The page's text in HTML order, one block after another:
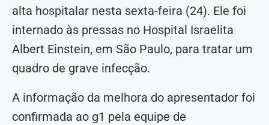
alta hospitalar nesta sexta-feira (24). Ele foi
internado às pressas no Hospital Israelita
Albert Einstein, em São Paulo, para tratar um
quadro de grave infecção.
A informação da melhora do apresentador foi
confirmada ao g1 pela equipe de